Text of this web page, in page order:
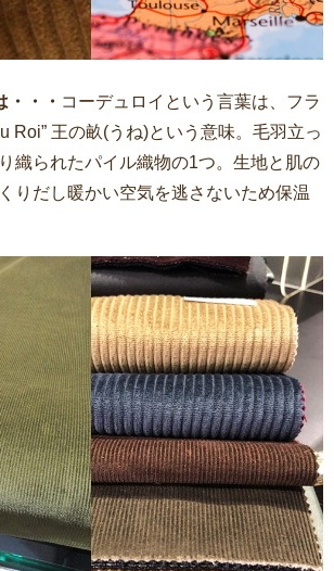
・・ コーデュロイという言葉は、フラ
Roi” 王の畝(うね)という意味。毛羽立っ
織られたパイル織物の1つ。生地と肌の
りだし暖かい空気を逃さないため保温